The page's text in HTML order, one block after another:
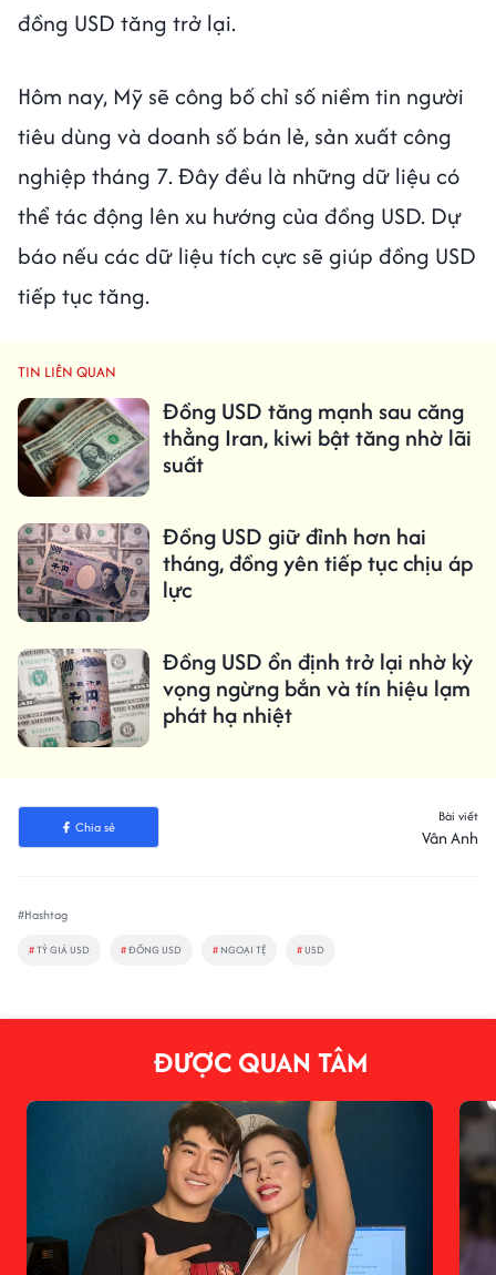
đồng USD tăng trở lại.
Hôm nay, Mỹ sẽ công bố chỉ số niềm tin người
tiêu dùng và doanh số bán lẻ, sản xuất công
nghiệp tháng 7. Đây đều là những dữ liệu có
thể tác động lên xu hướng của đồng USD. Dự
báo nếu các dữ liệu tích cực sẽ giúp đồng USD
tiếp tục tăng.
TIN LIÊN QUAN
Đồng USD tăng mạnh sau căng
thẳng Iran, kiwi bật tăng nhờ lãi
suất
Đồng USD giữ đỉnh hơn hai
tháng, đồng yên tiếp tục chịu áp
lực
Đồng USD ổn định trở lại nhờ kỳ
vọng ngừng bắn và tín hiệu lạm
phát hạ nhiệt
Chia sẻ
Bài viết
Vân Anh
#Hashtag
#TỶ GIÁ USD #ĐỒNG USD # NGOẠI TỆ #USD
ĐƯỢC QUAN TÂM